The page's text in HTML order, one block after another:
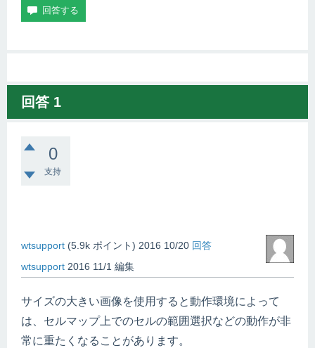
回答 1
0
支持
wtsupport (5.9k ポイント) 2016 10/20 回答
wtsupport 2016 11/1 編集
サイズの大きい画像を使用すると動作環境によって
は、セルマップ上でのセルの範囲選択などの動作が非
常に重たくなることがあります。